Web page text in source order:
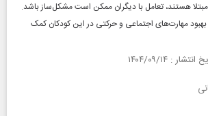
هستند، تعامل با دیگران ممکن است مشکل‌ساز باشد.
بهبود مهارت‌های اجتماعی و حرکتی در این کودکان کمک